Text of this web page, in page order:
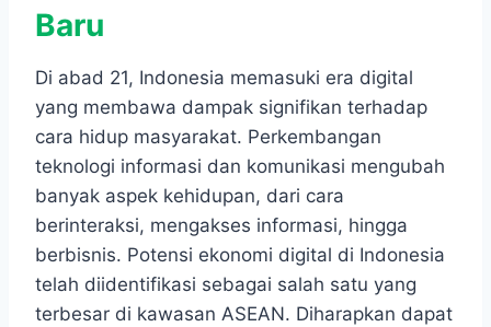
Baru
Di abad 21, Indonesia memasuki era digital
yang membawa dampak signifikan terhadap
cara hidup masyarakat. Perkembangan
teknologi informasi dan komunikasi mengubah
banyak aspek kehidupan, dari cara
berinteraksi, mengakses informasi, hingga
berbisnis. Potensi ekonomi digital di Indonesia
telah diidentifikasi sebagai salah satu yang
terbesar di kawasan ASEAN. Diharapkan dapat